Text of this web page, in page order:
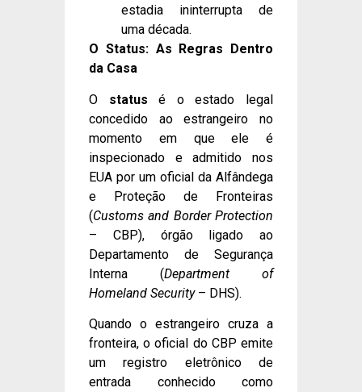
estadia ininterrupta de
uma década.
O Status: As Regras Dentro
da Casa
O status é o estado legal
concedido ao estrangeiro no
momento em que ele é
inspecionado e admitido nos
EUA por um oficial da Alfândega
e Proteção de Fronteiras
(Customs and Border Protection
– CBP), órgão ligado ao
Departamento de Segurança
Interna (Department of
Homeland Security– DHS).
Quando o estrangeiro cruza a
fronteira, o oficial do CBP emite
um registro eletrônico de
entrada conhecido como